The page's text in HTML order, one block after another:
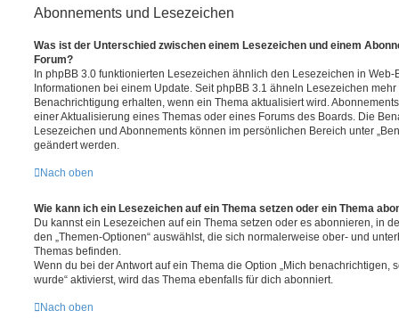
Abonnements und Lesezeichen
Was ist der Unterschied zwischen einem Lesezeichen und einem
Forum?
In phpBB 3.0 funktionierten Lesezeichen ähnlich den Lesezeichen in
Informationen bei einem Update. Seit phpBB 3.1 ähneln Lesezeichen
Benachrichtigung erhalten, wenn ein Thema aktualisiert wird.
einer Aktualisierung eines Themas oder eines Forums des Boards. Die
Lesezeichen und Abonnements können im persönlichen Bereich unter
geändert werden.
Nach oben
Wie kann ich ein Lesezeichen auf ein Thema setzen oder ein Thema
Du kannst ein Lesezeichen auf ein Thema setzen oder es abonnieren, in
den „Themen-Optionen“ auswählst, die sich normalerweise ober- und
Themas befinden.
Wenn du bei der Antwort auf ein Thema die Option „Mich benachrichtigen,
wurde“ aktivierst, wird das Thema ebenfalls für dich abonniert.
Nach oben